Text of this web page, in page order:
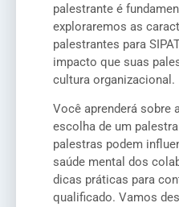
palestrante é
exploraremos as
palestrantes para
impacto que suas
cultura organizacional.
Você aprenderá sobre
escolha de um
palestras podem
saúde mental dos
dicas práticas para
qualificado. Vamos